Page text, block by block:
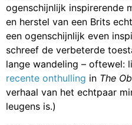
ogenschijnlijk inspirerende
en herstel van een Brits
een ogenschijnlijk even
schreef de verbeterde
lange wandeling – oftewel:
recente onthulling in The
verhaal van het echtpaar
leugens is.)